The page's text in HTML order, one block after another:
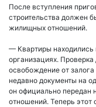
После вступления
строительства должен
жилищных отношений.
— Квартиры находились
организациях.
освобождение от
недавно документы на
он официально передан
отношений. Теперь этот